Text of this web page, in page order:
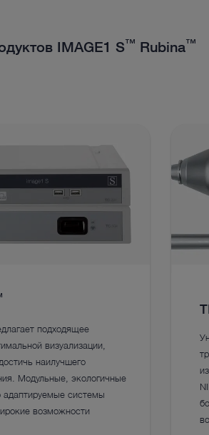
IMAGE1 S™ Rubina™
подходящее
визуализации,
наилучшего
Модульные, экологичные
адаптируемые системы
возможности